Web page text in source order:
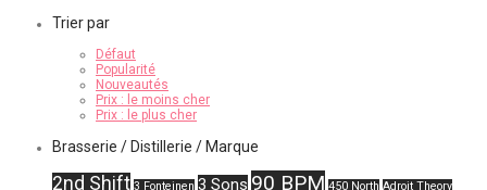
Trier par
Défaut
Popularité
Nouveautés
Prix : le moins cher
Prix : le plus cher
Brasserie / Distillerie / Marque
2nd Shift 3 Fonteinen 3 Sons 90 BPM 450 North Adroit Theory